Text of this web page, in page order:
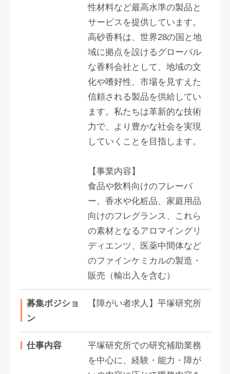
性材料など最高水準の製品と
サービスを提供しています。
高砂香料は、世界28の国と地
域に拠点を設けるグローバル
な香料会社として、地域の文
化や嗜好性、市場を見すえた
信頼される製品を供給してい
ます。私たちは革新的な技術
力で、より豊かな社会を実現
していくことを目指します。
【事業内容】
食品や飲料向けのフレーバ
ー、香水や化粧品、家庭用品
向けのフレグランス、これら
の素材となるアロマイングリ
ディエンツ、医薬中間体など
のファインケミカルの製造・
販売（輸出入を含む）
募集ポジショ
ン
【障がい者求人】平塚研究所
仕事内容
平塚研究所での研究補助業務
を中心に、経験・能力・障が